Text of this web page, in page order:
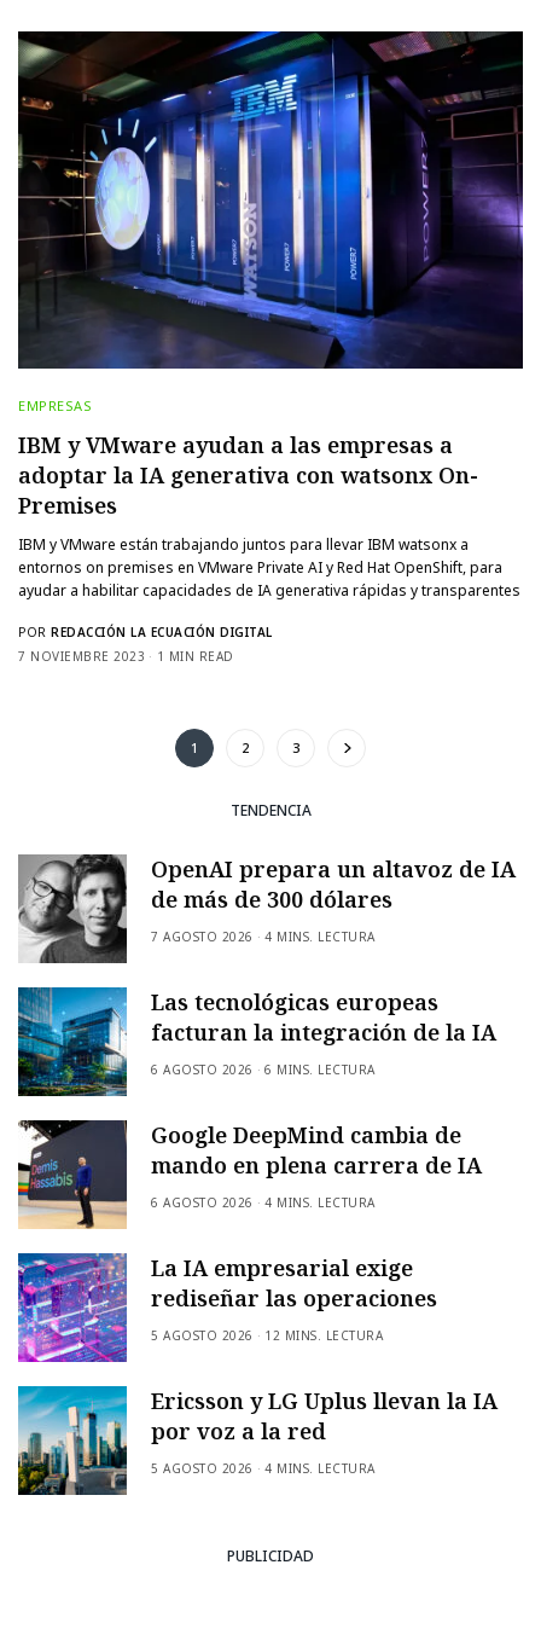
EMPRESAS
IBM y VMware ayudan a las empresas a
adoptar la IA generativa con watsonx On-
Premises
IBM y VMware están trabajando juntos para llevar IBM watsonx a
entornos on premises en VMware Private AI y Red Hat OpenShift, para
ayudar a habilitar capacidades de IA generativa rápidas y transparentes
POR REDACCIÓN LA ECUACIÓN DIGITAL
7 NOVIEMBRE 2023
1 MIN READ
1 2 3
TENDENCIA
OpenAI prepara un altavoz de IA
de más de 300 dólares
7 AGOSTO 2026 4 MINS. LECTURA
Las tecnológicas europeas
facturan la integración de la IA
6 AGOSTO 2026 6 MINS. LECTURA
Google DeepMind cambia de
mando en plena carrera de IA
6 AGOSTO 2026 4 MINS. LECTURA
La IA empresarial exige
rediseñar las operaciones
5 AGOSTO 2026 12 MINS. LECTURA
Ericsson y LG Uplus llevan la IA
por voz a la red
5 AGOSTO 2026 4 MINS. LECTURA
PUBLICIDAD